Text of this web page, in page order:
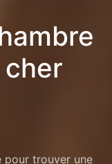
cher
pour trouver une